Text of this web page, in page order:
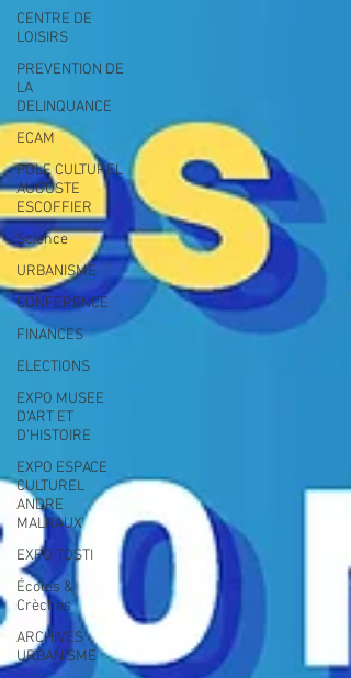
CENTRE DE
LOISIRS
PREVENTION DE
LA
DELINQUANCE
ECAM
POLE CULTUREL
AUGUSTE
ESCOFFIER
Science
URBANISME
CONFERENCE
FINANCES
ELECTIONS
EXPO MUSEE
D'ART ET
D'HISTOIRE
EXPO ESPACE
CULTUREL
ANDRE
MALRAUX
EXPO TOSTI
Écoles &
Crèches
ARCHIVES
URBANISME